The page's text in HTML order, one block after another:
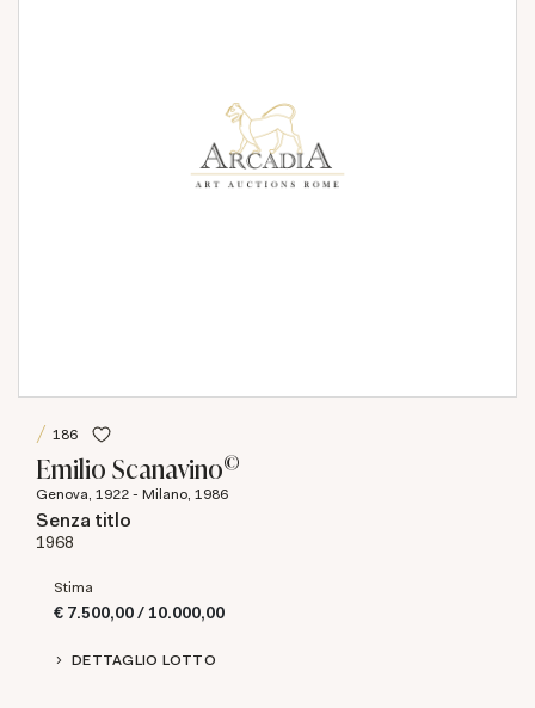
186
Emilio Scanavino©
Genova, 1922 - Milano, 1986
Senza titlo
1968
Stima
€ 7.500,00 / 10.000,00
DETTAGLIO LOTTO